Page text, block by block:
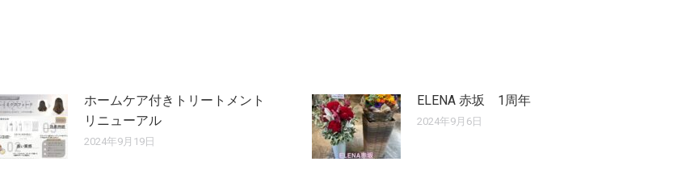
ホームケア付きトリートメント
リニューアル
2024年9月19日
ELENA 赤坂 1周年
2024年9月6日